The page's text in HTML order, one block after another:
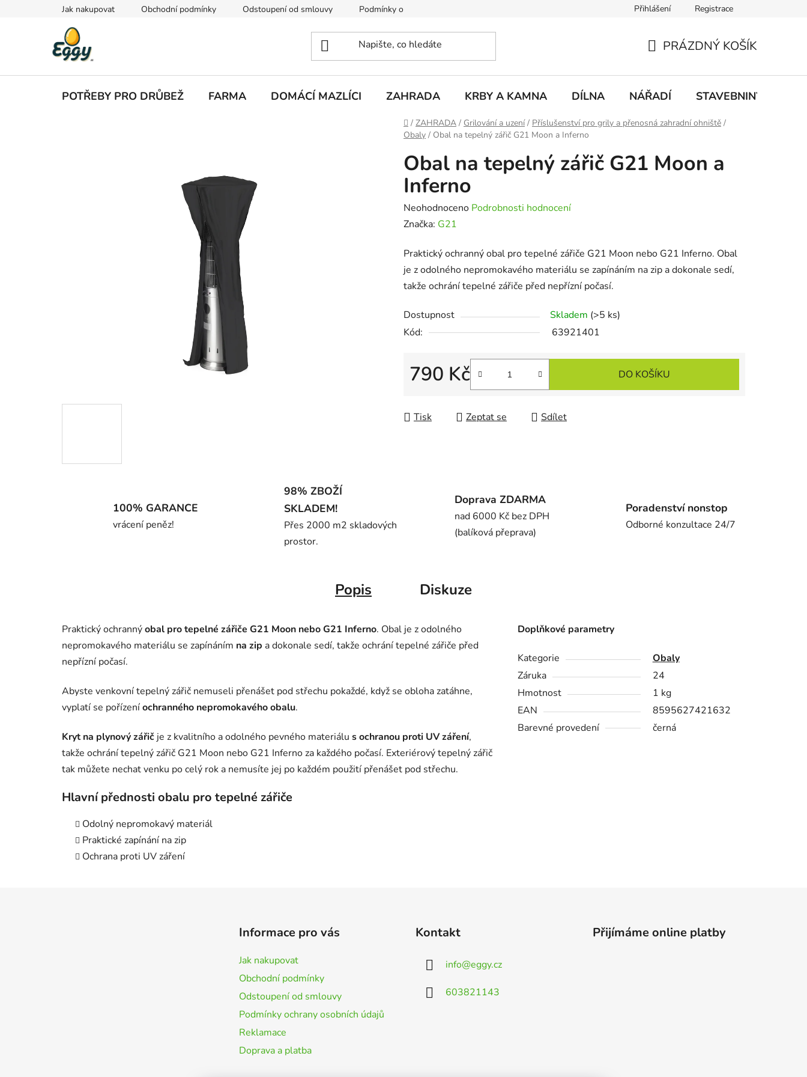
Jak nakupovat Obchodní podmínky Odstoupení od smlouvy Podmínky ochrany osobních údajů Doprava a platbaPřihlášení Registrace
KOŠÍK
PRÁZDNÝ KOŠÍK
POTŘEBY PRO DRŮBEŽ FARMA DOMÁCÍ MAZLÍCI ZAHRADA KRBY A KAMNA DÍLNA NÁŘADÍ STAVEBNINY
Domů
/ ZAHRADA / Grilování a uzení / Příslušenství pro grily a přenosná zahradní ohniště /
Obaly / Obal na tepelný zářič G21 Moon a Inferno
Obal na tepelný zářič G21 Moon a
Inferno
Průměrné
hodnocení
je
0,0
z
hvězdiček.
Neohodnoceno Podrobnosti hodnocení
Značka: G21
Praktický ochranný obal pro tepelné zářiče G21 Moon nebo G21 Inferno. Obal
je z odolného nepromokavého materiálu se zapínáním na zip a dokonale sedí,
takže ochrání tepelné zářiče před nepřízní počasí.
Dostupnost Skladem (>5 ks)
Kód:
63921401
790 Kč DO KOŠÍKU
Tisk Zeptat se Sdílet
100% GARANCE
vrácení peněz!
98% ZBOŽÍ
SKLADEM!
Přes 2000 m2 skladových
prostor.
Doprava ZDARMA
nad 6000 Kč bez DPH
(balíková přeprava)
Poradenství nonstop
Odborné konzultace 24/7
Popis Diskuze
Praktický ochrannýobal pro tepelné zářiče G21 Moon nebo G21 Inferno. Obal je z odolného
nepromokavého materiálu se zapínáním na zip a dokonale sedí, takže ochrání tepelné zářiče před
nepřízní počasí.
Abyste venkovní tepelný zářič nemuseli přenášet pod střechu pokaždé, když se obloha zatáhne,
vyplatí se pořízeníochranného nepromokavého obalu.
Kryt na plynový zářič je z kvalitního a odolného pevného materiálu s ochranou proti UV záření,
takže ochrání tepelný zářič G21 Moon nebo G21 Inferno za každého počasí. Exteriérový tepelný zářič
tak můžete nechat venku po celý rok a nemusíte jej po každém použití přenášet pod střechu.
Hlavní přednosti obalu pro tepelné zářiče
Odolný nepromokavý materiál
Praktické zapínání na zip
Ochrana proti UV záření
Doplňkové parametry
Kategorie
Obaly
Záruka
24
Hmotnost
1 kg
EAN
8595627421632
Barevné provedení
černá
Informace pro vás
Jak nakupovat
Obchodní podmínky
Odstoupení od smlouvy
Podmínky ochrany osobních údajů
Reklamace
Doprava a platba
Kontakt
info@eggy.cz
603821143
Přijímáme online platby